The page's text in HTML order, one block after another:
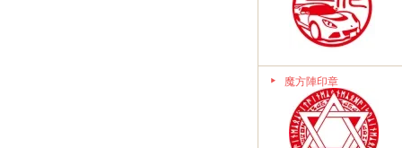
魔方陣印章